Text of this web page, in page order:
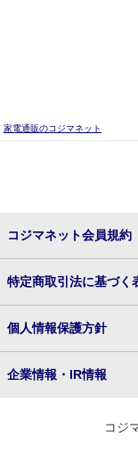
家電通販のコジマネット
コジマネット会員規約
特定商取引法に基づく
個人情報保護方針
企業情報・IR情報
コジ